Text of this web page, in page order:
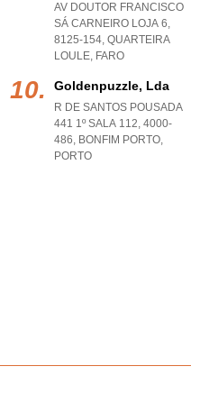
AV DOUTOR FRANCISCO
SÁ CARNEIRO LOJA 6,
8125-154, QUARTEIRA
LOULE, FARO
Goldenpuzzle, Lda
R DE SANTOS POUSADA
441 1º SALA 112, 4000-
486, BONFIM PORTO,
PORTO